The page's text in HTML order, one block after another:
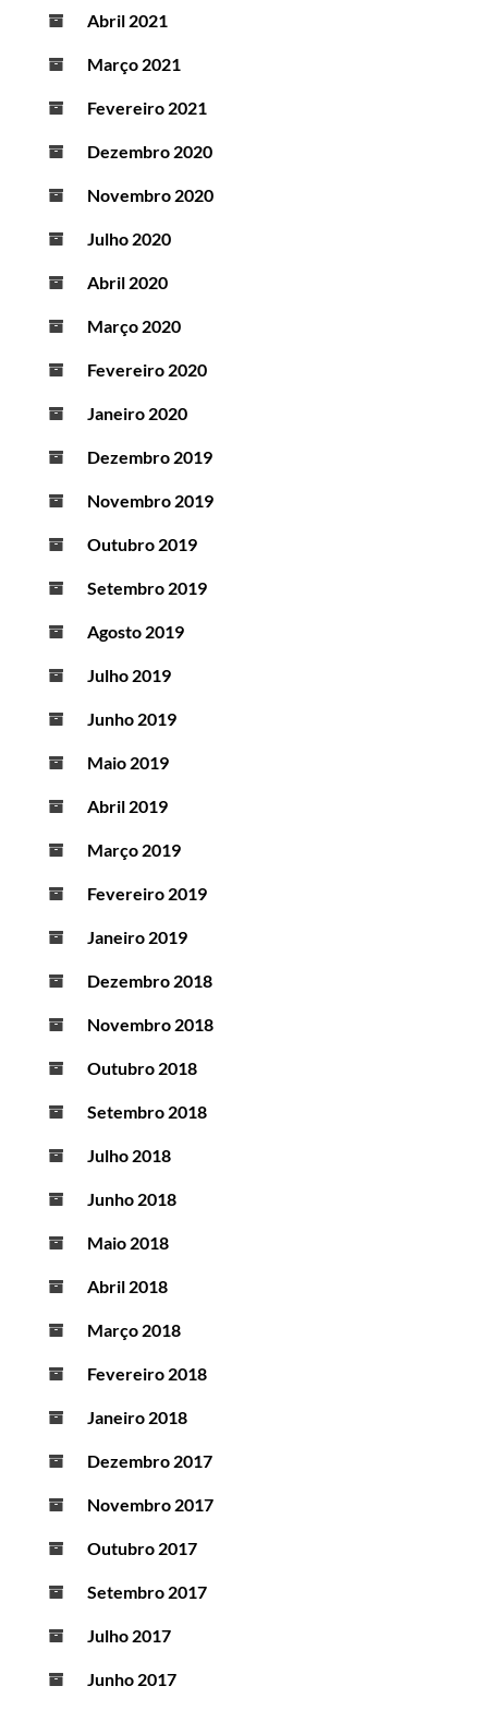
Abril 2021
Março 2021
Fevereiro 2021
Dezembro 2020
Novembro 2020
Julho 2020
Abril 2020
Março 2020
Fevereiro 2020
Janeiro 2020
Dezembro 2019
Novembro 2019
Outubro 2019
Setembro 2019
Agosto 2019
Julho 2019
Junho 2019
Maio 2019
Abril 2019
Março 2019
Fevereiro 2019
Janeiro 2019
Dezembro 2018
Novembro 2018
Outubro 2018
Setembro 2018
Julho 2018
Junho 2018
Maio 2018
Abril 2018
Março 2018
Fevereiro 2018
Janeiro 2018
Dezembro 2017
Novembro 2017
Outubro 2017
Setembro 2017
Julho 2017
Junho 2017